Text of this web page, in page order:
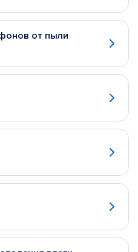
от пыли